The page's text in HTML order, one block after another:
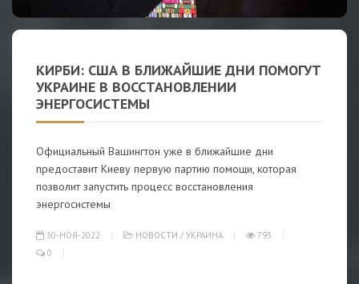
КИРБИ: США В БЛИЖАЙШИЕ ДНИ ПОМОГУТ
УКРАИНЕ В ВОССТАНОВЛЕНИИ
ЭНЕРГОСИСТЕМЫ
Официальный Вашингтон уже в ближайшие дни
предоставит Киеву первую партию помощи, которая
позволит запустить процесс восстановления
энергосистемы
30-НОЯ-2022 НОВОСТИ / УКРАИНА
793
0